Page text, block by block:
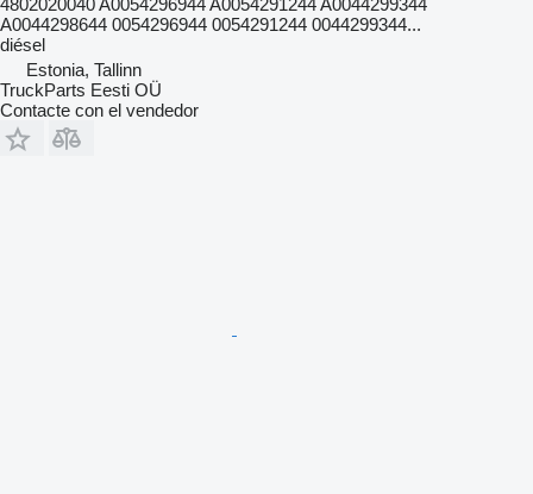
A0044298644 0054296944 0054291244 0044299344...
diésel
Estonia, Tallinn
TruckParts Eesti OÜ
Contacte con el vendedor